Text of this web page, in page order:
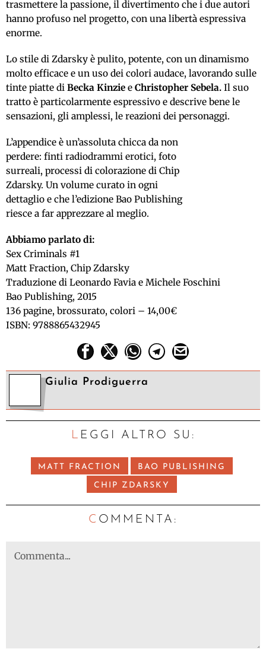
trasmettere la passione, il divertimento che i due autori
hanno profuso nel progetto, con una libertà espressiva
enorme.
Lo stile di Zdarsky è pulito, potente, con un dinamismo
molto efficace e un uso dei colori audace, lavorando sulle
tinte piatte di Becka Kinzie e Christopher Sebela. Il suo
tratto è particolarmente espressivo e descrive bene le
sensazioni, gli amplessi, le reazioni dei personaggi.
L’appendice è un’assoluta chicca da non
perdere: finti radiodrammi erotici, foto
surreali, processi di colorazione di Chip
Zdarsky. Un volume curato in ogni
dettaglio e che l’edizione Bao Publishing
riesce a far apprezzare al meglio.
Abbiamo parlato di:
Sex Criminals #1
Matt Fraction, Chip Zdarsky
Traduzione di Leonardo Favia e Michele Foschini
Bao Publishing, 2015
136 pagine, brossurato, colori – 14,00€
ISBN: 9788865432945
Giulia Prodiguerra
LEGGI ALTRO SU:
MATT FRACTION BAO PUBLISHING
CHIP ZDARSKY
C OMMENTA: